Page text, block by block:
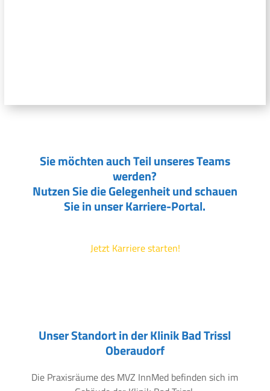
Sie möchten auch Teil unseres Teams
werden?
Nutzen Sie die Gelegenheit und schauen
Sie in unser Karriere-Portal.
Jetzt Karriere starten!
Unser Standort in der Klinik Bad Trissl
Oberaudorf
Die Praxisräume des MVZ InnMed befinden sich im